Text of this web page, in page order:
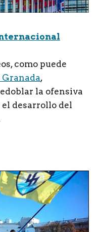
como puede
,
la ofensiva
desarrollo del